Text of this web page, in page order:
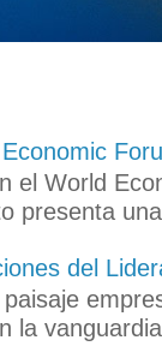
el World
presenta
del
la